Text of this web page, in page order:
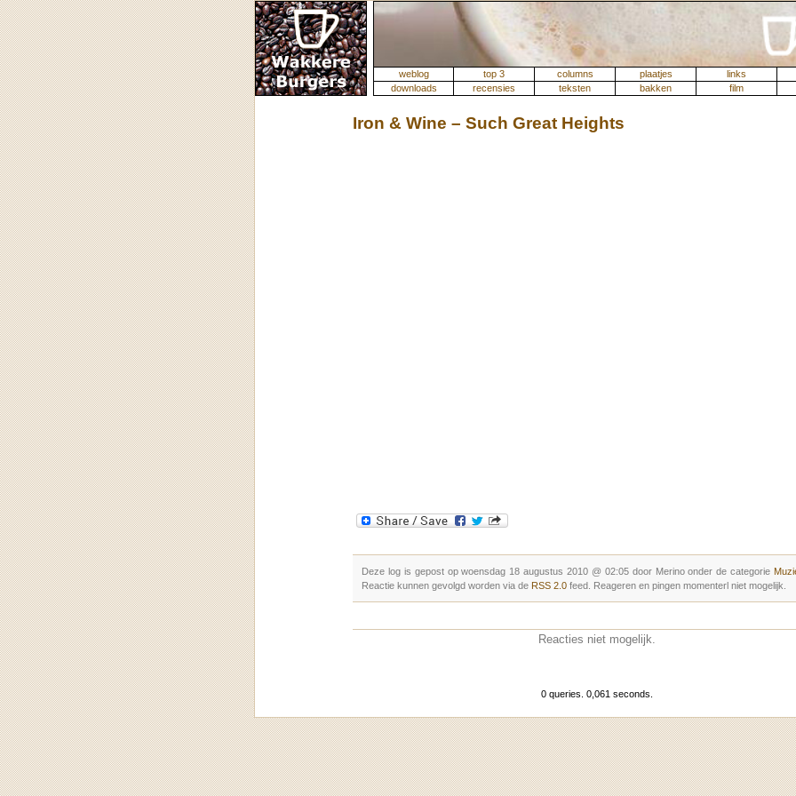
weblog top 3 columns plaatjes links
downloads
recensies teksten bakken film
Iron & Wine – Such Great Heights
Deze log is gepost op woensdag 18 augustus 2010 @ 02:05 door Merino onder de categorie
Reactie kunnen gevolgd worden via de RSS 2.0 feed. Reageren en pingen momenterl niet mogelijk.
Reacties niet mogelijk.
0 queries. 0,061 seconds.